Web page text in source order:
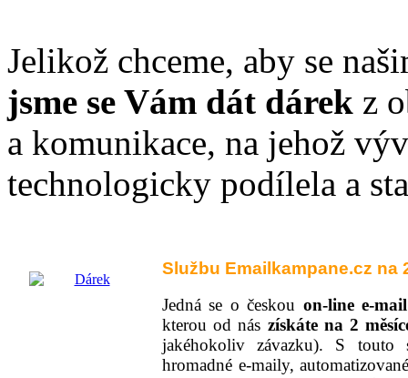
Jelikož chceme, aby se
jsme se Vám dát dárek z
a komunikace, na jehož
technologicky podílela a
Službu Emailkampane.cz na
Jedná se o českou on-line e-
kterou od nás získáte na 2
jakéhokoliv závazku). S touto
hromadné e-maily,